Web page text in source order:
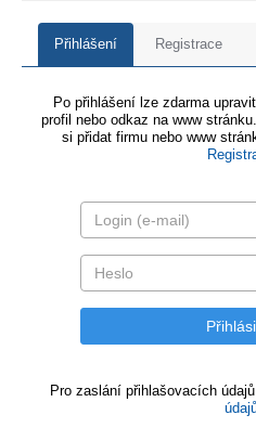
Přihlášení Registrace
Po přihlášení lze zdarma
profil nebo odkaz na www
si přidat firmu nebo www
Pro zaslání přihlašovacích